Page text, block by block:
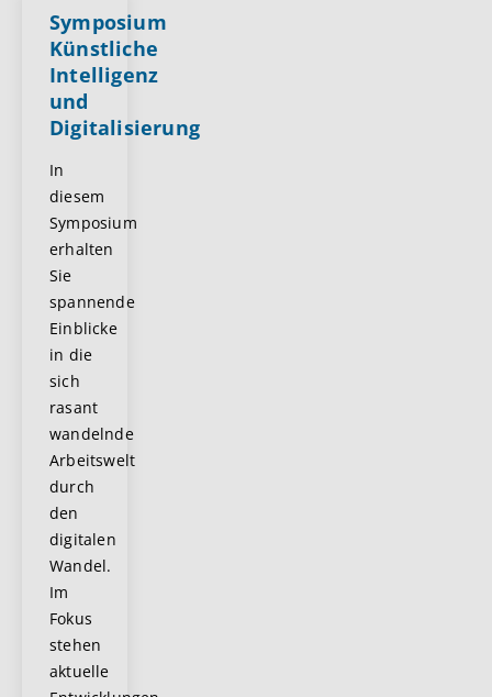
Symposium
Künstliche
Intelligenz
und
Digitalisierung
In
diesem
Symposium
erhalten
Sie
spannende
Einblicke
in die
sich
rasant
wandelnde
Arbeitswelt
durch
den
digitalen
Wandel.
Im
Fokus
stehen
aktuelle